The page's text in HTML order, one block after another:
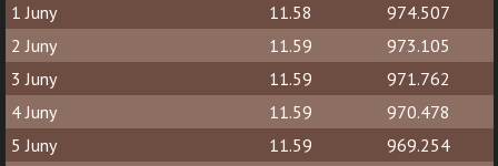
1 Juny
11.58
974.507
2 Juny
11.59
973.105
3 Juny
11.59
971.762
4 Juny
11.59
970.478
5 Juny
11.59
969.254